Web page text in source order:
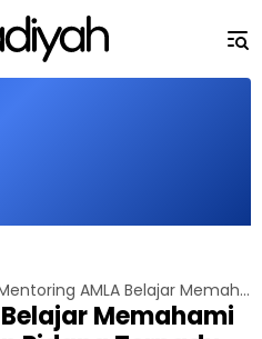
Mentoring AMLA Belajar Memahami Sistem Peradilan Pidana Terpadu
Memahami